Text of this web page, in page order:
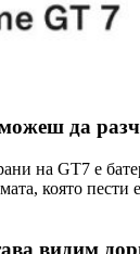
да
на GT7 е
която